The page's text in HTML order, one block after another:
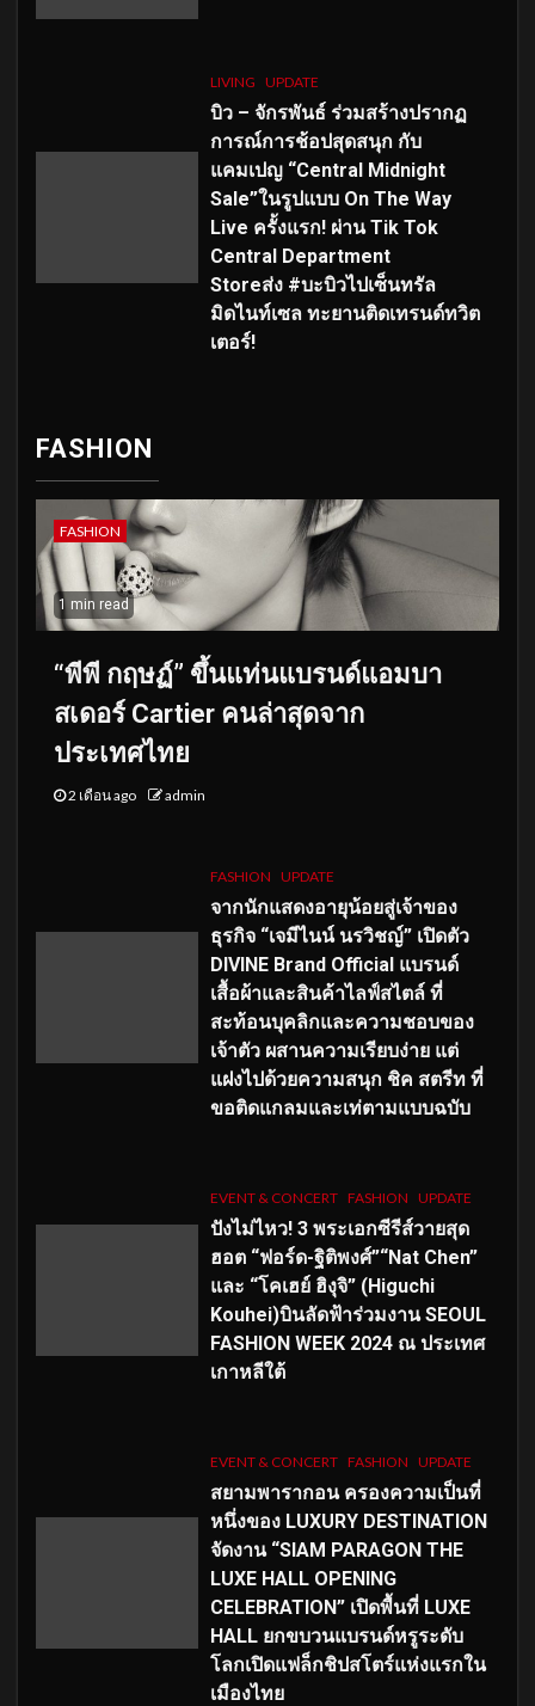
LIVING UPDATE
บิว – จักรพันธ์ ร่วมสร้างปรากฏ
การณ์การช้อปสุดสนุก กับ
แคมเปญ “Central Midnight
Sale”ในรูปแบบ On The Way
Live ครั้งแรก! ผ่าน Tik Tok
Central Department
Storeส่ง #บะบิวไปเซ็นทรัล
มิดไนท์เซล ทะยานติดเทรนด์ทวิต
เตอร์!
FASHION
FASHION
1 min read
“พีพี กฤษฏ์” ขึ้นแท่นแบรนด์แอมบา
สเดอร์ Cartier คนล่าสุดจาก
ประเทศไทย
2 เดือน ago admin
FASHION UPDATE
จากนักแสดงอายุน้อยสู่เจ้าของ
ธุรกิจ “เจมีไนน์ นรวิชญ์” เปิดตัว
DIVINE Brand Official แบรนด์
เสื้อผ้าและสินค้าไลฟ์สไตล์ ที่
สะท้อนบุคลิกและความชอบของ
เจ้าตัว ผสานความเรียบง่าย แต่
แฝงไปด้วยความสนุก ชิค สตรีท ที่
ขอติดแกลมและเท่ตามแบบฉบับ
EVENT & CONCERT FASHION UPDATE
ปังไม่ไหว! 3 พระเอกซีรีส์วายสุด
ฮอต “ฟอร์ด-ฐิติพงศ์”“Nat Chen”
และ “โคเฮย์ ฮิงุจิ” (Higuchi
Kouhei)บินลัดฟ้าร่วมงาน SEOUL
FASHION WEEK 2024 ณ ประเทศ
เกาหลีใต้
EVENT & CONCERT FASHION UPDATE
สยามพารากอน ครองความเป็นที่
หนึ่งของ LUXURY DESTINATION
จัดงาน “SIAM PARAGON THE
LUXE HALL OPENING
CELEBRATION” เปิดพื้นที่ LUXE
HALL ยกขบวนแบรนด์หรูระดับ
โลกเปิดแฟล็กชิปสโตร์แห่งแรกใน
เมืองไทย